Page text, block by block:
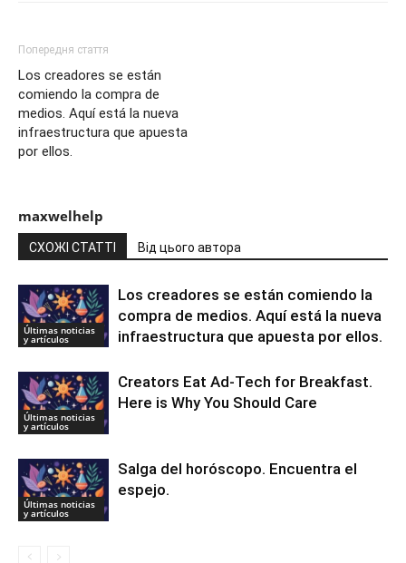
Попередня стаття
Los creadores se están
comiendo la compra de
medios. Aquí está la nueva
infraestructura que apuesta
por ellos.
maxwelhelp
СХОЖІ СТАТТІ Від цього автора
Últimas noticias
y artículos
Los creadores se están comiendo la
compra de medios. Aquí está la nueva
infraestructura que apuesta por ellos.
Últimas noticias
y artículos
Creators Eat Ad-Tech for Breakfast.
Here is Why You Should Care
Últimas noticias
y artículos
Salga del horóscopo. Encuentra el
espejo.